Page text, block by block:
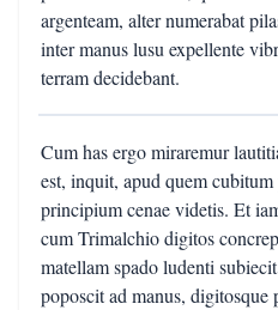
argenteam, alter numerabat
inter manus lusu expellente
terram decidebant.
Cum has ergo miraremur
est, inquit, apud quem
principium cenae videtis. Et
cum Trimalchio digitos
matellam spado ludenti
poposcit ad manus, digitosque